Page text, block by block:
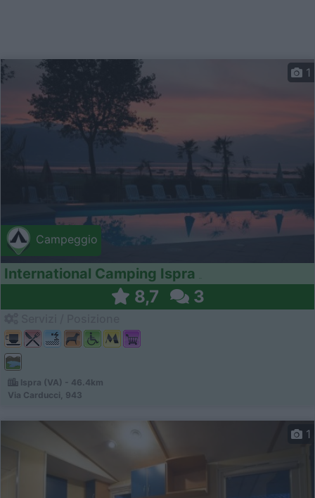
Campeggio
1
International Camping Ispra
8,7 3
Ispra (VA) - 46.4km
Via Carducci, 943
1